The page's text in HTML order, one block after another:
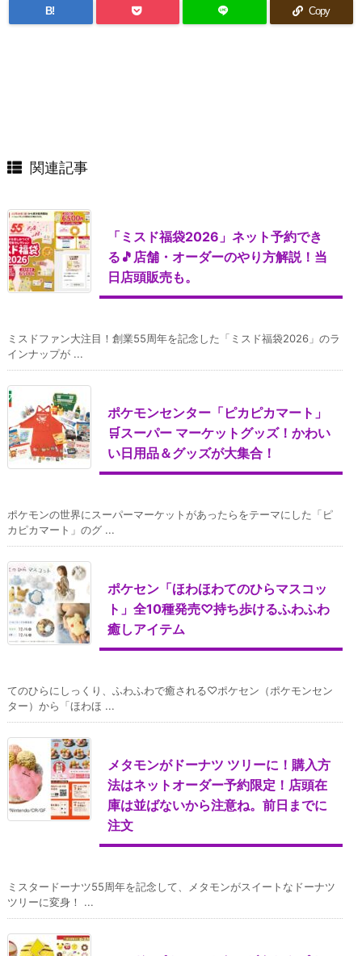
B! Copy
関連記事
「ミスド福袋2026」ネット予約でき
る🎵店舗・オーダーのやり方解説！当
日店頭販売も。
ミスドファン大注目！創業55周年を記念した「ミスド福袋2026」のラ
インナップが ...
ポケモンセンター「ピカピカマート」
🛒スーパー マーケットグッズ！かわい
い日用品＆グッズが大集合！
ポケモンの世界にスーパーマーケットがあったらをテーマにした「ピ
カピカマート」のグ ...
ポケセン「ほわほわてのひらマスコッ
ト」全10種発売♡持ち歩けるふわふわ
癒しアイテム
てのひらにしっくり、ふわふわで癒される♡ポケセン（ポケモンセン
ター）から「ほわほ ...
メタモンがドーナツ ツリーに！購入方
法はネットオーダー予約限定！店頭在
庫は並ばないから注意ね。前日までに
注文
ミスタードーナツ55周年を記念して、メタモンがスイートなドーナツ
ツリーに変身！ ...